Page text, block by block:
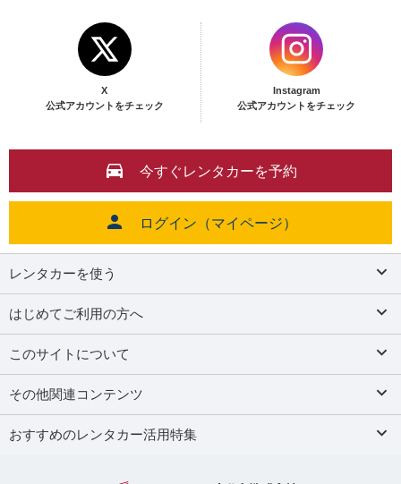
X
公式アカウントをチェック
Instagram
公式アカウントをチェック
今すぐレンタカーを予約
ログイン（マイページ）
レンタカーを使う
はじめてご利用の方へ
このサイトについて
その他関連コンテンツ
おすすめのレンタカー活用特集